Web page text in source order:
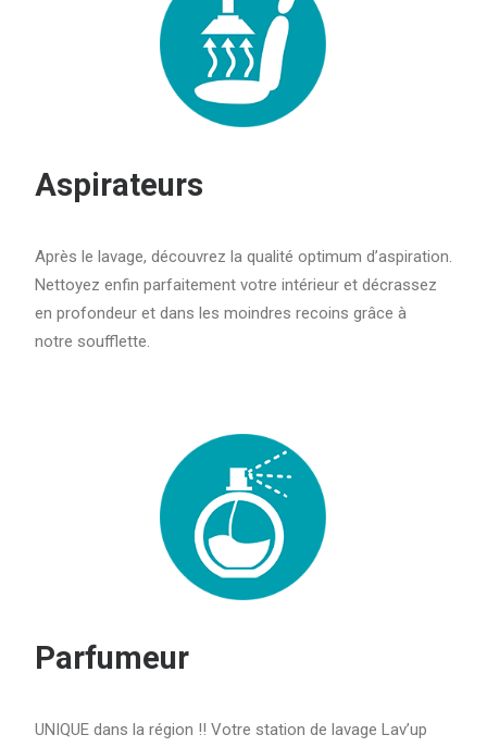
Aspirateurs
Après le lavage, découvrez la qualité optimum d’aspiration.
Nettoyez enfin parfaitement votre intérieur et décrassez
en profondeur et dans les moindres recoins grâce à
notre soufflette.
Parfumeur
UNIQUE dans la région !! Votre station de lavage Lav’up